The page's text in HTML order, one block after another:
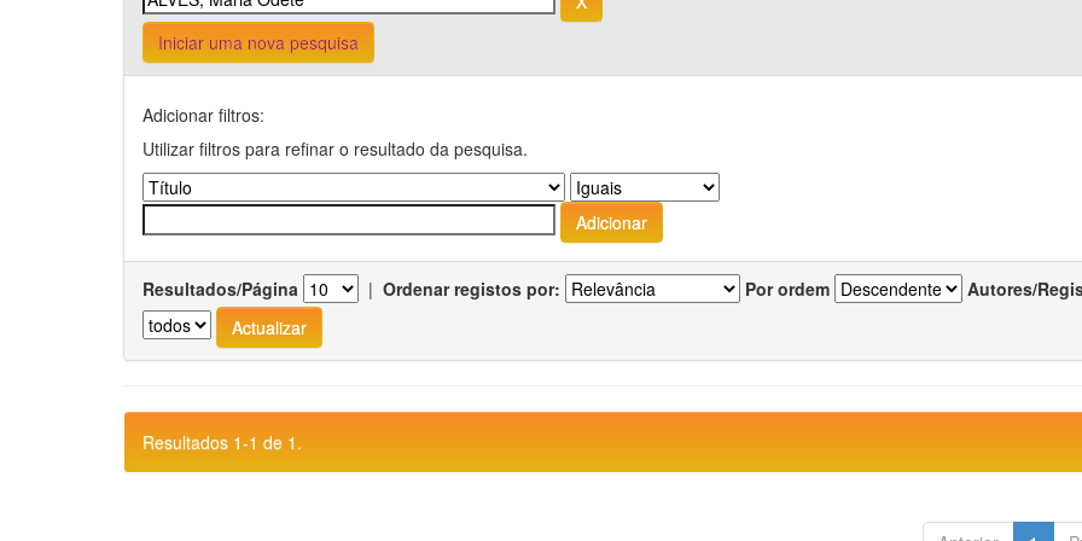
Iniciar uma nova pesquisa
Adicionar filtros:
Utilizar filtros para refinar o resultado da pesquisa.
Resultados/Página | Ordenar registos por: Por ordem Autores/
Resultados 1-1 de 1.